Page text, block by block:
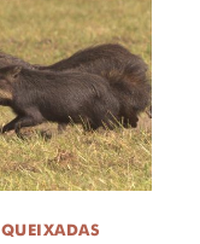
QUEIXADAS